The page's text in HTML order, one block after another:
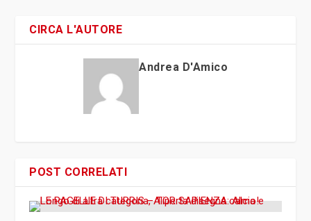
CIRCA L'AUTORE
Andrea D'Amico
POST CORRELATI